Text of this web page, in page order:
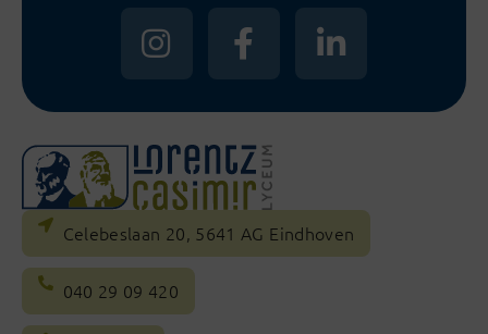
Celebeslaan 20, 5641 AG Eindhoven
040 29 09 420